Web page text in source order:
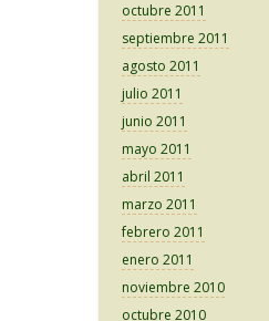
octubre 2011
septiembre 2011
agosto 2011
julio 2011
junio 2011
mayo 2011
abril 2011
marzo 2011
febrero 2011
enero 2011
noviembre 2010
octubre 2010